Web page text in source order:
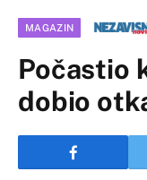
MAGAZIN
Počastio
dobio